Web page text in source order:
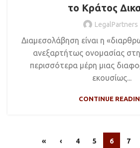
το Κράτος
LegalPartners
Διαμεσολάβηση είναι η
ανεξαρτήτως ονομασίας
περισσότερα μέρη μιας
εκουσίως...
CONTINUE
« ‹ 4 5 6 7